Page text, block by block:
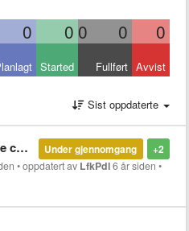
0 0 0 0 0
Started Fullført Avvist
Sist oppdaterte
+2
Under gjennomgang
is
•oppdatert av LfkPdl6 år siden •